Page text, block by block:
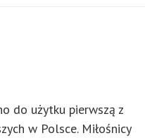
do użytku pierwszą z
w Polsce. Miłośnicy